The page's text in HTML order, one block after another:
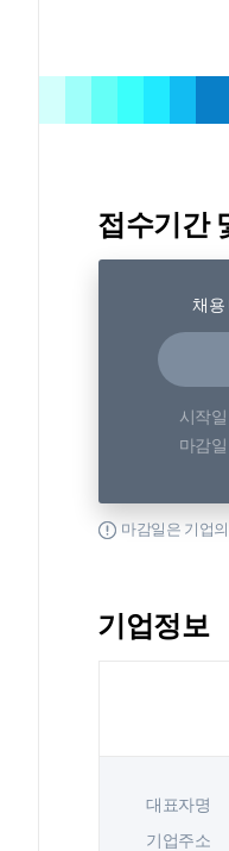
접수기간
채용
시작일
마감일
마감일은 기업
기업정보
대표자명
기업주소